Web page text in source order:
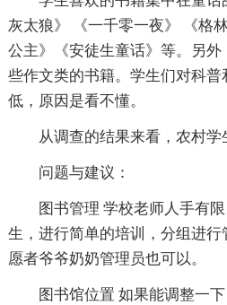
灰太狼》 《一千零一夜》 《格
公主》《安徒生童话》等。另
些作文类的书籍。学生们对科
低，原因是看不懂。
从调查的结果来看，农村学
问题与建议：
图书管理 学校老师人手有
生，进行简单的培训，分组进
愿者爷爷奶奶管理员也可以。
图书馆位置 如果能调整一